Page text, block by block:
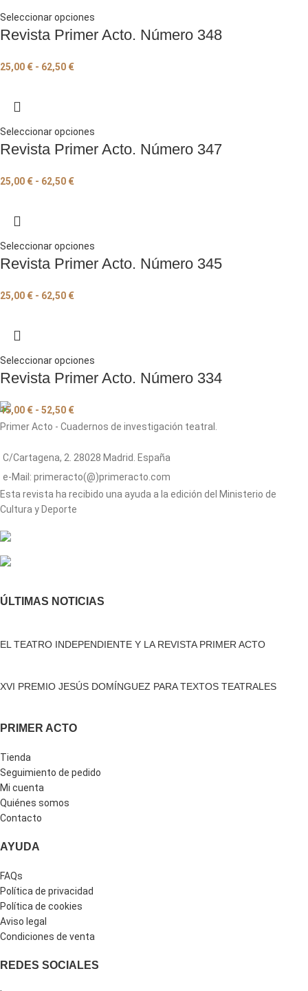
Seleccionar opciones
Revista Primer Acto. Número 348
25,00 € - 62,50 €
Seleccionar opciones
Revista Primer Acto. Número 347
25,00 € - 62,50 €
Seleccionar opciones
Revista Primer Acto. Número 345
25,00 € - 62,50 €
Seleccionar opciones
Revista Primer Acto. Número 334
15,00 € - 52,50 €
Primer Acto - Cuadernos de investigación teatral.
C/Cartagena, 2. 28028 Madrid. España
e-Mail: primeracto(@)primeracto.com
Esta revista ha recibido una ayuda a la edición del Ministerio de
Cultura y Deporte
ÚLTIMAS NOTICIAS
EL TEATRO INDEPENDIENTE Y LA REVISTA PRIMER ACTO
XVI PREMIO JESÚS DOMÍNGUEZ PARA TEXTOS TEATRALES
PRIMER ACTO
Tienda
Seguimiento de pedido
Mi cuenta
Quiénes somos
Contacto
AYUDA
FAQs
Política de privacidad
Política de cookies
Aviso legal
Condiciones de venta
REDES SOCIALES